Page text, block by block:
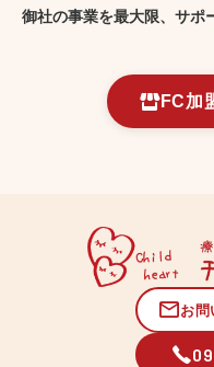
御社の事業を最大限、サポ
FC加
お問